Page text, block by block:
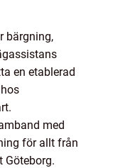
bärgning,
en etablerad
med
för allt från
Göteborg.